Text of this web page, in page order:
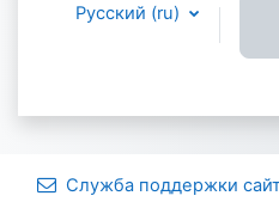
Русский ‎(ru)‎
Служба поддержки